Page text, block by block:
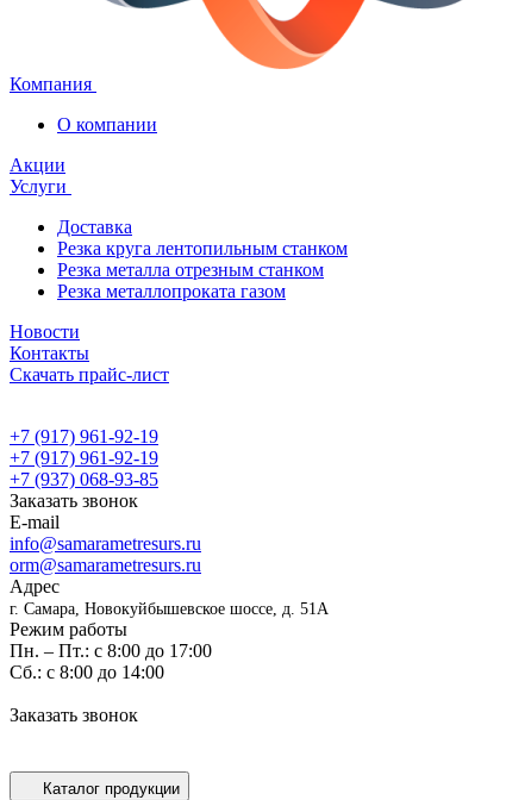
Компания
О компании
Акции
Услуги
Доставка
Резка круга лентопильным станком
Резка металла отрезным станком
Резка металлопроката газом
Новости
Контакты
Скачать прайс-лист
+7 (917) 961-92-19
+7 (917) 961-92-19
+7 (937) 068-93-85
Заказать звонок
E-mail
info@samarametresurs.ru
orm@samarametresurs.ru
Адрес
г. Самара, Новокуйбышевское шоссе, д. 51А
Режим работы
Пн. – Пт.: с 8:00 до 17:00
Cб.: с 8:00 до 14:00
Заказать звонок
Каталог продукции